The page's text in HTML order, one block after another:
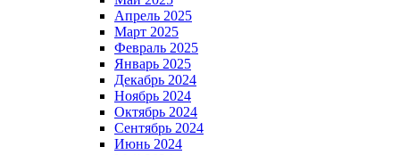
Апрель 2025
Март 2025
Февраль 2025
Январь 2025
Декабрь 2024
Ноябрь 2024
Октябрь 2024
Сентябрь 2024
Июнь 2024